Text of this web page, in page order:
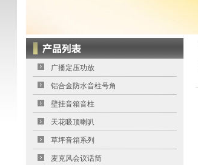
广播定压功放
铝合金防水音柱号角
壁挂音箱音柱
天花吸顶喇叭
草坪音箱系列
麦克风会议话筒